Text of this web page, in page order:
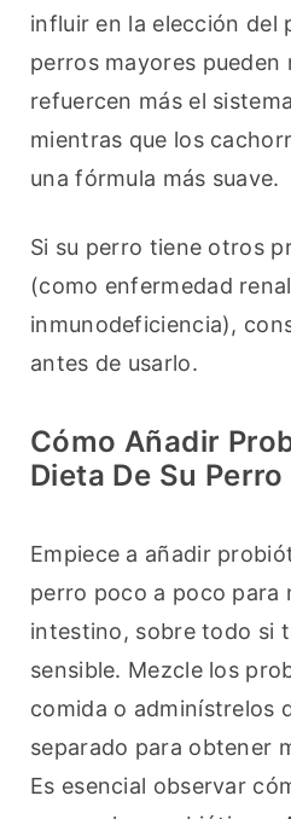
influir en la elección del
perros mayores pueden
refuercen más el
mientras que los
una fórmula más suave.
Si su perro tiene otros
(como enfermedad
inmunodeficiencia),
antes de usarlo.
Cómo Añadir
Dieta De Su Perro
Empiece a añadir
perro poco a poco para
intestino, sobre todo si
sensible. Mezcle los
comida o adminístrelos
separado para obtener
Es esencial observar